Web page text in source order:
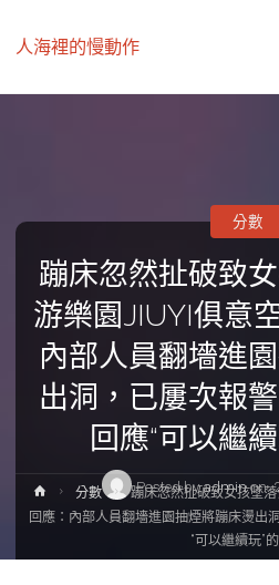
人海裡的慢動作
蹦床忽然扯破致
游樂園JIUYI俱意
內部人員翻墻進
出洞，已屢次報
回應“可以繼
Posted byadminon
分數
Home分數
蹦床忽然扯破致女孩墜
回應：內部人員翻墻進園抽煙將蹦床燙出
“可以繼續玩”